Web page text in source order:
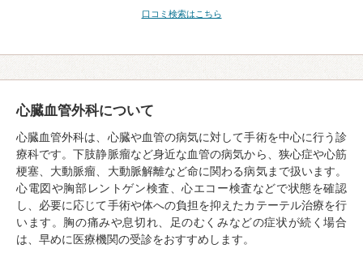
口コミ検索はこちら
心臓血管外科について
心臓血管外科は、心臓や血管の病気に対して手術を中心に行う診
療科です。下肢静脈瘤など身近な血管の病気から、狭心症や心筋
梗塞、大動脈瘤、大動脈解離など命に関わる病気まで扱います。
心電図や胸部レントゲン検査、心エコー検査などで状態を確認
し、必要に応じて手術や体への負担を抑えたカテーテル治療を行
います。胸の痛みや息切れ、足のむくみなどの症状が続く場合
は、早めに医療機関の受診をおすすめします。